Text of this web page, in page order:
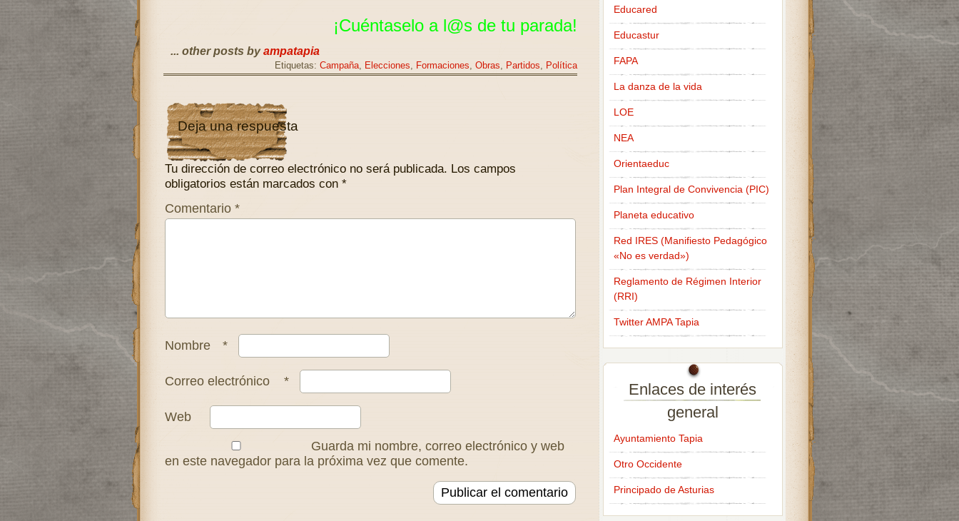
¡Cuéntaselo a l@sde tu parada!
... other posts byampatapia
Etiquetas: Campaña, Elecciones, Formaciones, Obras, Partidos, Política
Deja una respuesta
Tu dirección de correo electrónico no será publicada. Los campos
obligatorios están marcados con *
Comentario *
Nombre *
Correo electrónico *
Web
Guarda mi nombre, correo electrónico y web
en este navegador para la próxima vez que comente.
Educared
Educastur
FAPA
La danza de la vida
LOE
NEA
Orientaeduc
Plan Integral de Convivencia (PIC)
Planeta educativo
Red IRES (Manifiesto Pedagógico
«No es verdad»)
Reglamento de Régimen Interior
(RRI)
Twitter AMPA Tapia
Enlaces de interés
general
Ayuntamiento Tapia
Otro Occidente
Principado de Asturias